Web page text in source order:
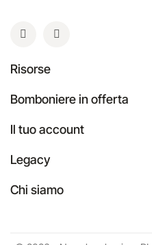
Risorse
Bomboniere in offerta
Il tuo account
Legacy
Chi siamo